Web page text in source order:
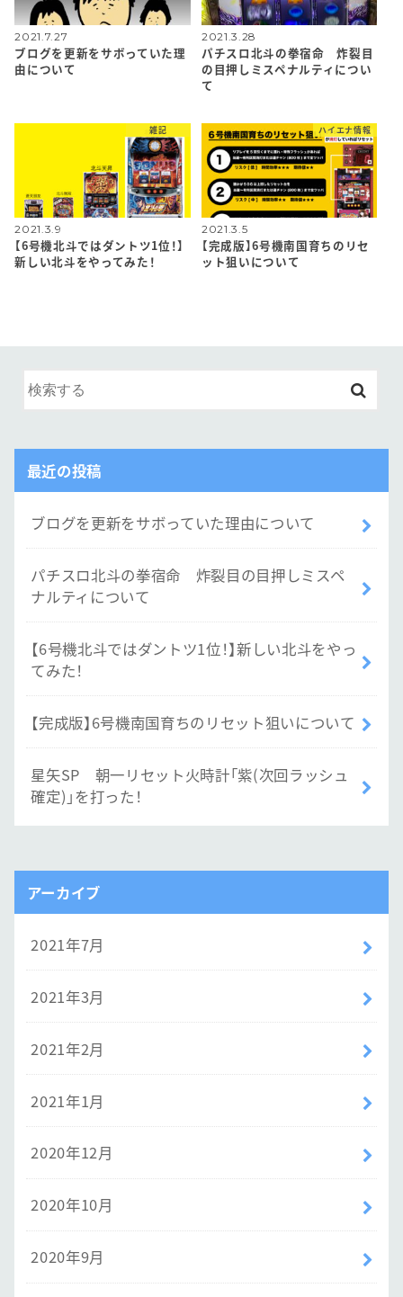
2021.7.27
ブログを更新をサボっていた理
由について
2021.3.28
パチスロ北斗の拳宿命 炸裂目
の目押しミスペナルティについ
て
雑記
2021.3.9
【6号機北斗ではダントツ1位！】
新しい北斗をやってみた！
ハイエナ情報
2021.3.5
【完成版】6号機南国育ちのリセ
ット狙いについて
最近の投稿
ブログを更新をサボっていた理由について
パチスロ北斗の拳宿命 炸裂目の目押しミスペ
ナルティについて
【6号機北斗ではダントツ1位！】新しい北斗をやっ
てみた！
【完成版】6号機南国育ちのリセット狙いについて
星矢SP 朝一リセット火時計「紫(次回ラッシュ
確定)」を打った！
アーカイブ
2021年7月
2021年3月
2021年2月
2021年1月
2020年12月
2020年10月
2020年9月